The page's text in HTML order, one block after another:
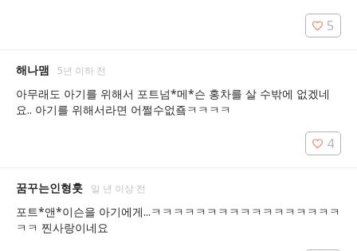
5
해나맴 5년 이하 전
아무래도 아기를 위해서 포트넘*메*슨 홍차를 살 수밖에 없겠네
요.. 아기를 위해서라면 어쩔수없죸ㅋㅋㅋㅋ
4
꿈꾸는인형훗 일 년 이상 전
포트*앤*이슨을 아기에게...ㅋㅋㅋㅋㅋㅋㅋㅋㅋㅋㅋㅋㅋㅋㅋㅋㅋ
ㅋㅋ 찐사랑이네요